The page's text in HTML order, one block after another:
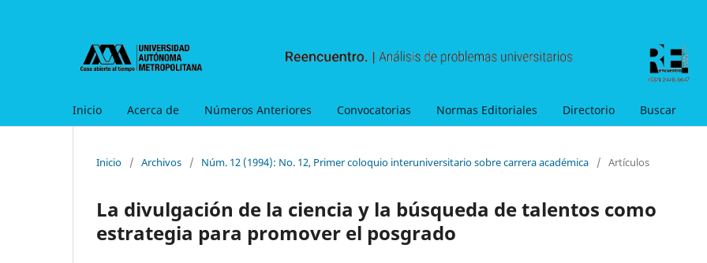
Inicio Acerca de Números Anteriores Convocatorias Normas Editoriales Directorio Buscar
Inicio / Archivos / Núm. 12 (1994): No. 12, Primer coloquio interuniversitario sobre carrera académica / Artículos
La divulgación de la ciencia y la búsqueda de talentos como
estrategia para promover el posgrado